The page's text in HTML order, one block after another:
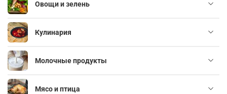
Овощи и зелень
Кулинария
Молочные продукты
Мясо и птица